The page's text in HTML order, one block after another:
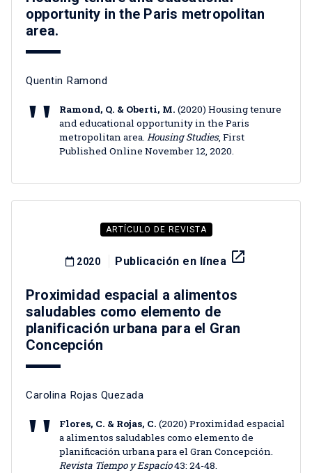
opportunity in the Paris metropolitan
area.
Quentin Ramond
Ramond, Q. & Oberti, M. (2020) Housing tenure
and educational opportunity in the Paris
metropolitan area. Housing Studies, First
Published Online November 12, 2020.
ARTÍCULO DE REVISTA
2020 Publicación en línea launch
Proximidad espacial a alimentos
saludables como elemento de
planificación urbana para el Gran
Concepción
Carolina Rojas Quezada
Flores, C. & Rojas, C. (2020) Proximidad espacial
a alimentos saludables como elemento de
planificación urbana para el Gran Concepción.
Revista Tiempo y Espacio43: 24-48.